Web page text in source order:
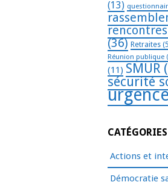
(13)
(36) Retraites
Réunion publique
(11) SMUR
sécurité
CATÉGORIES
Actions et
Démocratie